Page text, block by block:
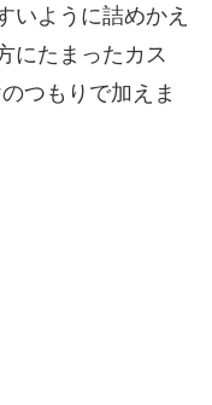
いように詰めかえ
にたまったカス
つもりで加えま